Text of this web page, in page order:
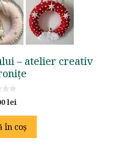
– atelier creativ
lei
în coș